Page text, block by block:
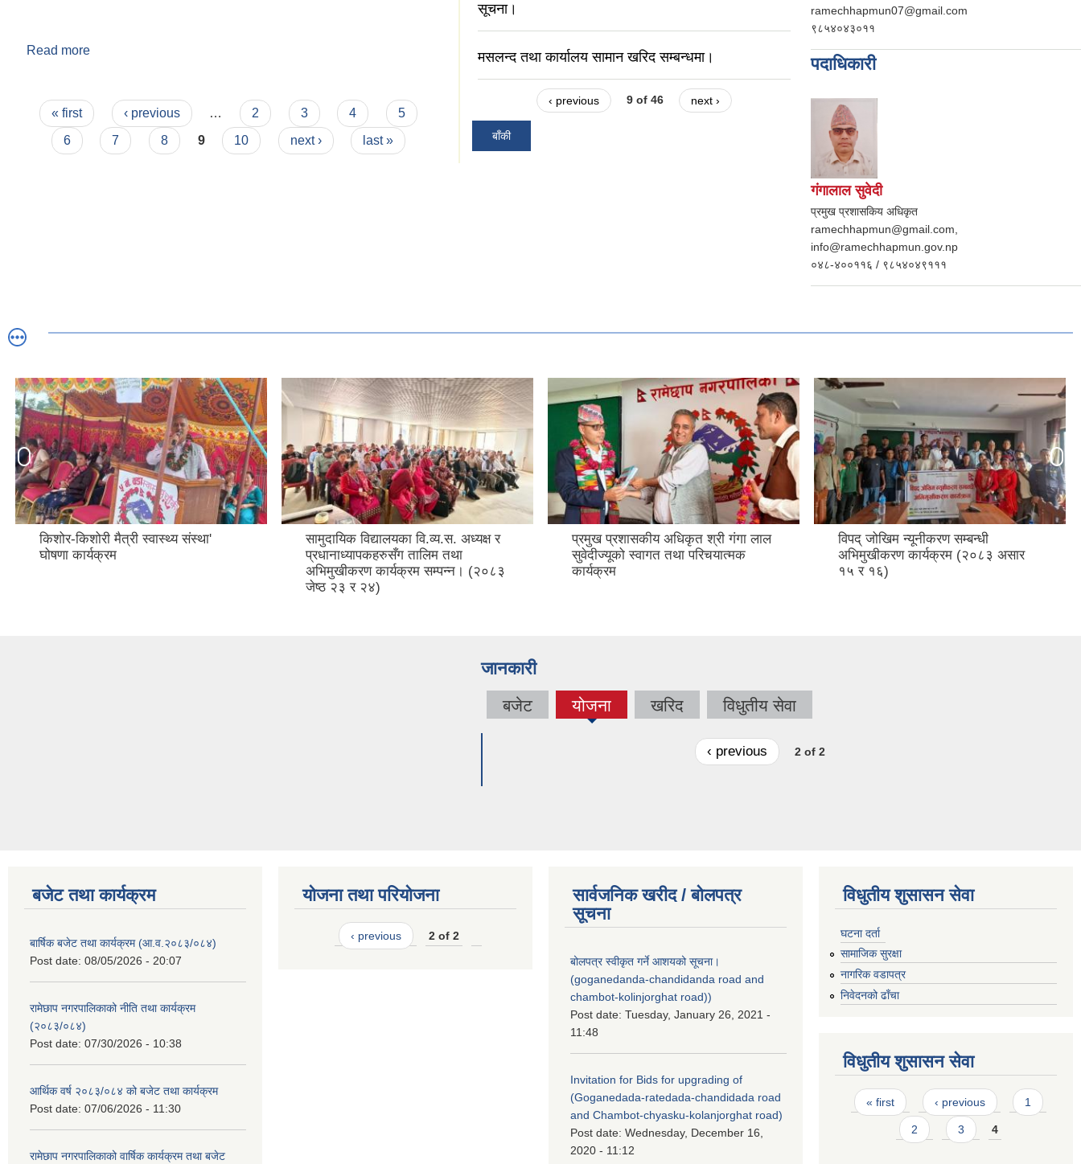
Read more
Pages
« first ‹ previous … 2 3 4
5
6
7 8 9 10 next › last »
सूचना।
मसलन्द तथा कार्यालय सामान खरिद सम्बन्धमा।
‹ previous 9 of 46 next ›
बाँकी
ramechhapmun07@gmail.com
९८५४०४३०११
पदाधिकारी
गंगालाल सुवेदी
प्रमुख प्रशासकिय अधिकृत
ramechhapmun@gmail.com,
info@ramechhapmun.gov.np
०४८-४००११६ / ९८५४०४९१११
किशोर-किशोरी मैत्री स्वास्थ्य संस्था'
घोषणा कार्यक्रम
सामुदायिक विद्यालयका वि.व्य.स. अध्यक्ष र
प्रधानाध्यापकहरुसँग तालिम तथा
अभिमुखीकरण कार्यक्रम सम्पन्न। (२०८३
जेष्ठ २३ र २४)
प्रमुख प्रशासकीय अधिकृत श्री गंगा लाल
सुवेदीज्यूको स्वागत तथा परिचयात्मक
कार्यक्रम
विपद् जोखिम न्यूनीकरण सम्बन्धी
अभिमुखीकरण कार्यक्रम (२०८३ असार
१५ र १६)
जानकारी
बजेट योजना
(active
खरिद विधुतीय सेवा
‹ previous 2 of 2
बजेट तथा कार्यक्रम
बार्षिक बजेट तथा कार्यक्रम (आ.व.२०८३/०८४)
Post date: 08/05/2026 - 20:07
रामेछाप नगरपालिकाको नीति तथा कार्यक्रम
(२०८३/०८४)
Post date: 07/30/2026 - 10:38
आर्थिक वर्ष २०८३/०८४ को बजेट तथा कार्यक्रम
Post date: 07/06/2026 - 11:30
रामेछाप नगरपालिकाको वार्षिक कार्यक्रम तथा बजेट
योजना तथा परियोजना
‹ previous 2 of 2
सार्वजनिक खरीद / बोलपत्र
सूचना
बोलपत्र स्वीकृत गर्ने आशयको सूचना।
(goganedanda-chandidanda road and
chambot-kolinjorghat road))
Post date: Tuesday, January 26, 2021 -
11:48
Invitation for Bids for upgrading of
(Goganedada-ratedada-chandidada road
and Chambot-chyasku-kolanjorghat road)
Post date: Wednesday, December 16,
2020 - 11:12
विधुतीय शुसासन सेवा
घटना दर्ता
सामाजिक सुरक्षा
नागरिक वडापत्र
निवेदनको ढाँचा
विधुतीय शुसासन सेवा
Pages
« first ‹ previous 1
2 3 4